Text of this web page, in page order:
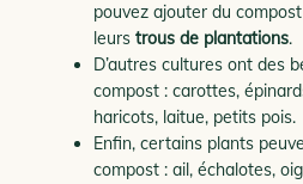
pouvez ajouter du
leurs trous de plantations.
D’autres cultures ont des
compost : carottes,
haricots, laitue, petits pois.
Enfin, certains plants
compost : ail, échalotes,